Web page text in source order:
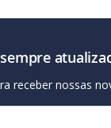
receber nossas